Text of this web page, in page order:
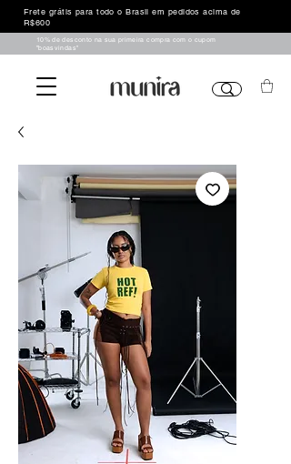
Frete grátis para todo o Brasil em pedidos acima de
R$600
10% de desconto na sua primeira compra com o cupom
"boasvindas"